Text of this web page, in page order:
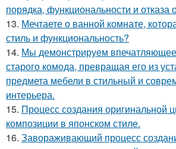
порядка, функциональности и отказа
13. Мечтаете о ванной комнате,
стиль и функциональность?
14. Мы демонстрируем
старого комода, превращая его из
предмета мебели в стильный и
интерьера.
15. Процесс создания оригинальной
композиции в японском стиле.
16. Завораживающий процесс